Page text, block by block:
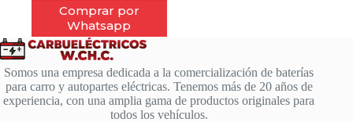
Comprar por
Whatsapp
Somos una empresa dedicada a la comercialización de baterías
para carro y autopartes eléctricas. Tenemos más de 20 años de
experiencia, con una amplia gama de productos originales para
todos los vehículos.